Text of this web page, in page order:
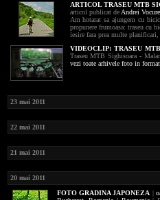
ARTICOL TRASEU MTB
articol publicat de Andrei
Am hotarat sa ajungem cu
propunere frumoasa: traseu cu
iesire fara prea multe
VIDEOCLIP: TRASEU
Traseu MTB Sighisoara -
vezi toate arhivele foto in
23 mai 2011
22 mai 2011
21 mai 2011
20 mai 2011
FOTO GRADINA JAPONEZA |